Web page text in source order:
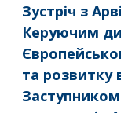
Зустріч з
Керуючим
та розвитку